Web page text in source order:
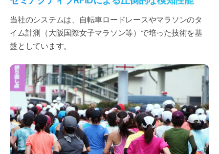
当社のシステムは、自転車ロードレースやマラソンのタ
イム計測（大阪国際女子マラソン等）で培った技術を基
盤としています。